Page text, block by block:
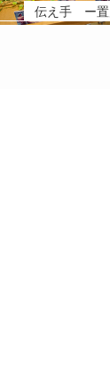
伝え手 ー置